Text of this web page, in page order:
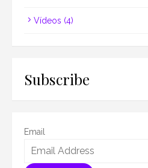
Vídeos (4)
Subscribe
Email